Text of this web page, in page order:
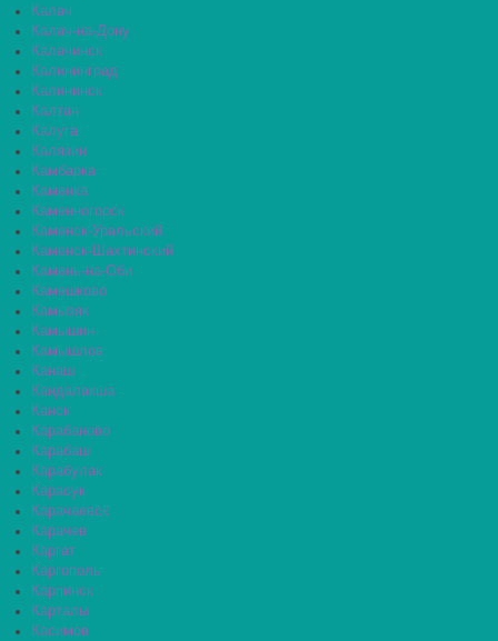
Калач
Калач-на-Дону
Калачинск
Калининград
Калининск
Калтан
Калуга
Калязин
Камбарка
Каменка
Каменногорск
Каменск-Уральский
Каменск-Шахтинский
Камень-на-Оби
Камешково
Камызяк
Камышин
Камышлов
Канаш
Кандалакша
Канск
Карабаново
Карабаш
Карабулак
Карасук
Карачаевск
Карачев
Каргат
Каргополь
Карпинск
Карталы
Касимов